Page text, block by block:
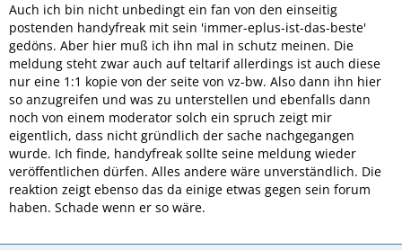
Auch ich bin nicht unbedingt ein fan von den einseitig
postenden handyfreak mit sein 'immer-eplus-ist-das-beste'
gedöns. Aber hier muß ich ihn mal in schutz meinen. Die
meldung steht zwar auch auf teltarif allerdings ist auch diese
nur eine 1:1 kopie von der seite von vz-bw. Also dann ihn hier
so anzugreifen und was zu unterstellen und ebenfalls dann
noch von einem moderator solch ein spruch zeigt mir
eigentlich, dass nicht gründlich der sache nachgegangen
wurde. Ich finde, handyfreak sollte seine meldung wieder
veröffentlichen dürfen. Alles andere wäre unverständlich. Die
reaktion zeigt ebenso das da einige etwas gegen sein forum
haben. Schade wenn er so wäre.